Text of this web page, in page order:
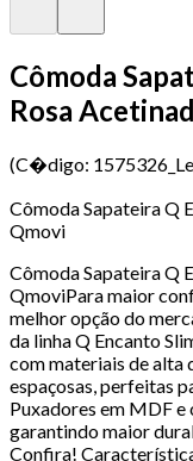
Cômoda
Rosa
(C�digo:
Cômoda Sapateira Q
Qmovi
Cômoda Sapateira Q
QmoviPara maior
melhor opção do
da linha Q Encanto
com materiais de alta
espaçosas, perfeitas
Puxadores em MDF
garantindo maior
Confira!